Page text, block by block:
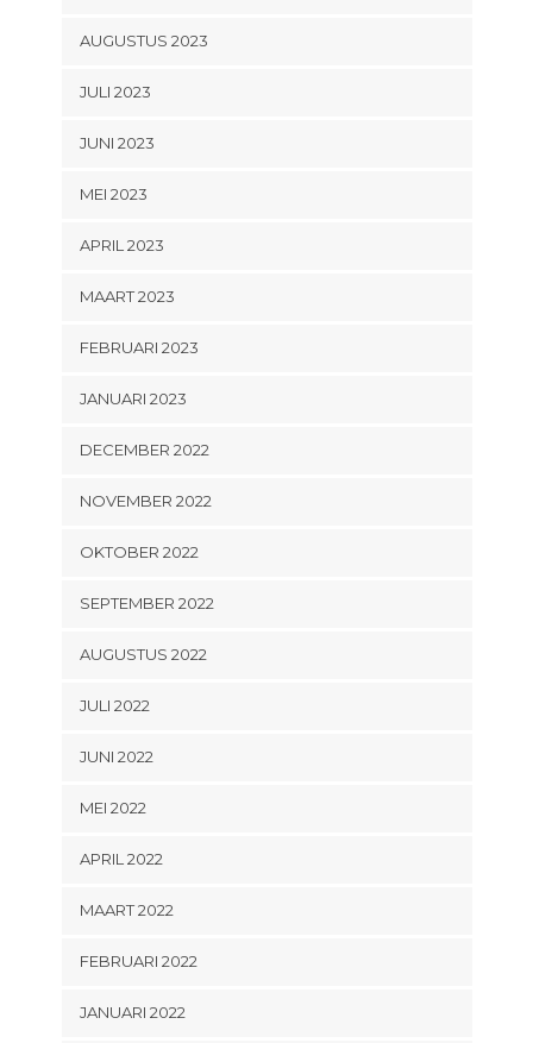
AUGUSTUS 2023
JULI 2023
JUNI 2023
MEI 2023
APRIL 2023
MAART 2023
FEBRUARI 2023
JANUARI 2023
DECEMBER 2022
NOVEMBER 2022
OKTOBER 2022
SEPTEMBER 2022
AUGUSTUS 2022
JULI 2022
JUNI 2022
MEI 2022
APRIL 2022
MAART 2022
FEBRUARI 2022
JANUARI 2022